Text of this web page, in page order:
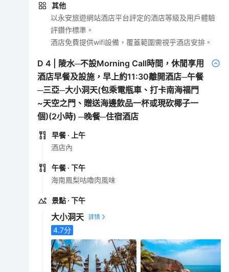
其他
以永安旅遊網站酒店平台評定的酒店等級及用戶體驗
評鑽作標準。
酒店免費提供wifi設備，覆蓋範圍需視乎酒店安排。
D4
陵水─不設Morning Call時間，休閒享用
酒店早餐及設施，早上約11:30離開酒店─午餐
─三亞─大小洞天(包乘電瓶車、打卡南海福門
~天空之門、贈送海邊飲品一杯或現砍椰子一
個)(2小時) ─晚餐─住宿酒店
早餐 · 上午
酒店內
午餐 · 下午
海南鳳梨咕嚕肉風味
景點 · 下午
大小洞天
4.7分